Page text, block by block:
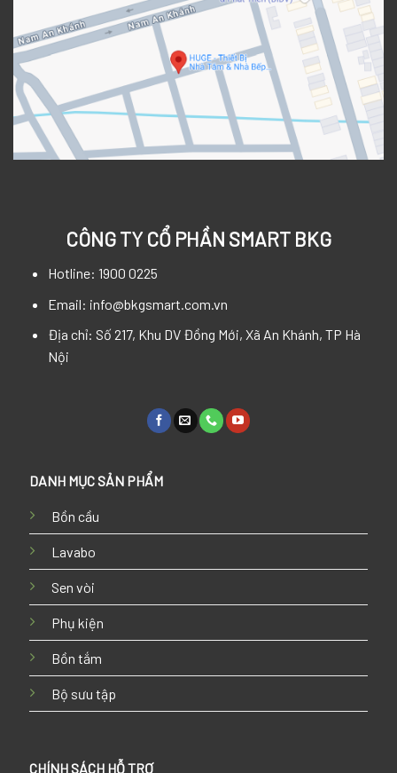
CÔNG TY CỔ PHẦN SMART BKG
Hotline: 1900 0225
Email: info@bkgsmart.com.vn
Địa chỉ: Số 217, Khu DV Đồng Mới, Xã An Khánh, TP Hà
Nội
DANH MỤC SẢN PHẨM
Bồn cầu
Lavabo
Sen vòi
Phụ kiện
Bồn tắm
Bộ sưu tập
CHÍNH SÁCH HỖ TRỢ